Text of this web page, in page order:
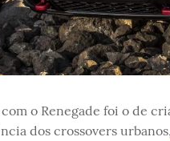
com o Renegade foi o de
dos crossovers